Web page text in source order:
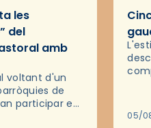
les
del
amb
voltant d'un
de
participar en
05/